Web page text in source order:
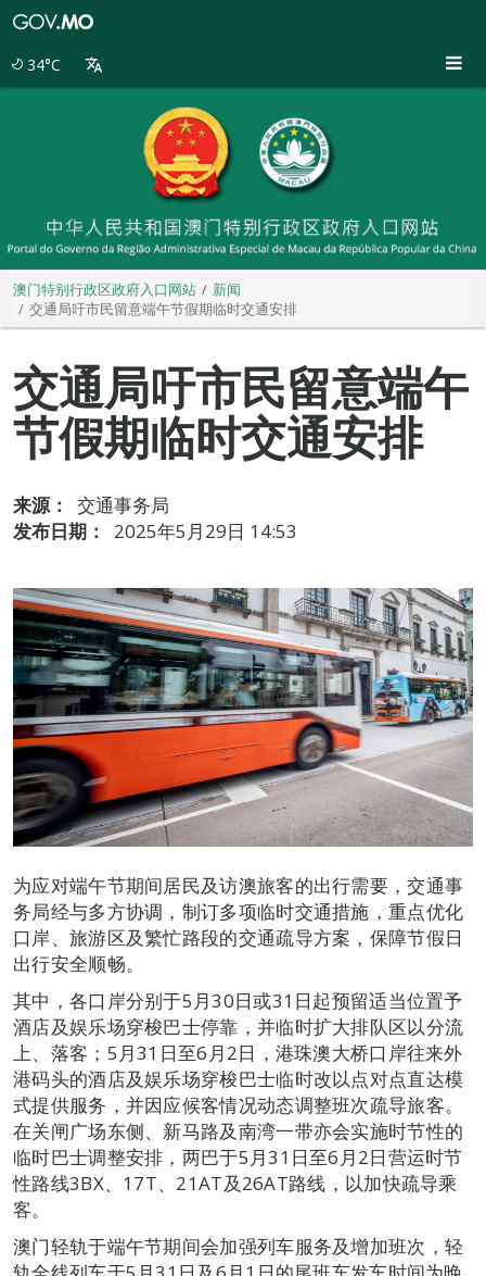
34°C
澳门特别行政区政府入口网站
新闻
交通局吁市民留意端午节假期临时交通安排
交通局吁市民留意端午
节假期临时交通安排
来源：
交通事务局
发布日期：
2025年5月29日 14:53
为应对端午节期间居民及访澳旅客的出行需要，交通事
务局经与多方协调，制订多项临时交通措施，重点优化
口岸、旅游区及繁忙路段的交通疏导方案，保障节假日
出行安全顺畅。
其中，各口岸分别于5月30日或31日起预留适当位置予
酒店及娱乐场穿梭巴士停靠，并临时扩大排队区以分流
上、落客；5月31日至6月2日，港珠澳大桥口岸往来外
港码头的酒店及娱乐场穿梭巴士临时改以点对点直达模
式提供服务，并因应候客情况动态调整班次疏导旅客。
在关闸广场东侧、新马路及南湾一带亦会实施时节性的
临时巴士调整安排，两巴于5月31日至6月2日营运时节
性路线3BX、17T、21AT及26AT路线，以加快疏导乘
客。
澳门轻轨于端午节期间会加强列车服务及增加班次，轻